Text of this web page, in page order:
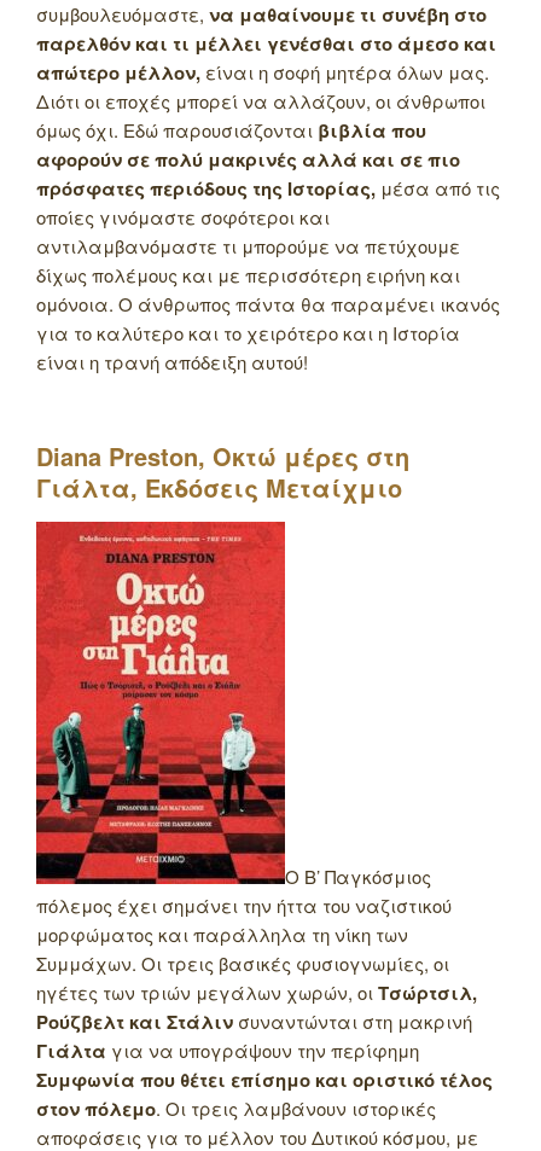
συμβουλευόμαστε, να μαθαίνουμε τι συνέβη στο
παρελθόν και τι μέλλει γενέσθαι στο άμεσο και
απώτερο μέλλον, είναι η σοφή μητέρα όλων μας.
Διότι οι εποχές μπορεί να αλλάζουν, οι άνθρωποι
όμως όχι. Εδώ παρουσιάζονται βιβλία που
αφορούν σε πολύ μακρινές αλλά και σε πιο
πρόσφατες περιόδους της Ιστορίας, μέσα από τις
οποίες γινόμαστε σοφότεροι και
αντιλαμβανόμαστε τι μπορούμε να πετύχουμε
δίχως πολέμους και με περισσότερη ειρήνη και
ομόνοια. Ο άνθρωπος πάντα θα παραμένει ικανός
για το καλύτερο και το χειρότερο και η Ιστορία
είναι η τρανή απόδειξη αυτού!
Diana Preston, Οκτώ μέρες στη
Γιάλτα, Εκδόσεις Μεταίχμιο
Ο Β’ Παγκόσμιος
πόλεμος έχει σημάνει την ήττα του ναζιστικού
μορφώματος και παράλληλα τη νίκη των
Συμμάχων. Οι τρεις βασικές φυσιογνωμίες, οι
ηγέτες των τριών μεγάλων χωρών, οι Τσώρτσιλ,
Ρούζβελτ και Στάλιν συναντώνται στη μακρινή
Γιάλτα για να υπογράψουν την περίφημη
Συμφωνία που θέτει επίσημο και οριστικό τέλος
στον πόλεμο. Οι τρεις λαμβάνουν ιστορικές
αποφάσεις για το μέλλον του Δυτικού κόσμου, με